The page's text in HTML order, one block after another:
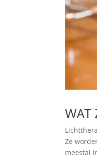
WAT
Ze
meestal